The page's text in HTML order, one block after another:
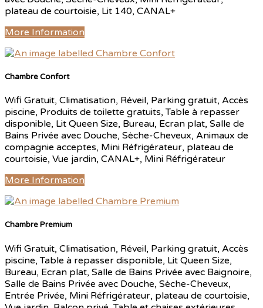
plateau de courtoisie, Lit 140, CANAL+
More Information
Chambre Confort
Wifi Gratuit, Climatisation, Réveil, Parking gratuit, Accès
piscine, Produits de toilette gratuits, Table à repasser
disponible, Lit Queen Size, Bureau, Ecran plat, Salle de
Bains Privée avec Douche, Sèche-Cheveux, Animaux de
compagnie acceptes, Mini Réfrigérateur, plateau de
courtoisie, Vue jardin, CANAL+, Mini Réfrigérateur
More Information
Chambre Premium
Wifi Gratuit, Climatisation, Réveil, Parking gratuit, Accès
piscine, Table à repasser disponible, Lit Queen Size,
Bureau, Ecran plat, Salle de Bains Privée avec Baignoire,
Salle de Bains Privée avec Douche, Sèche-Cheveux,
Entrée Privée, Mini Réfrigérateur, plateau de courtoisie,